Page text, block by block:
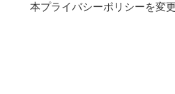
本プライバシーポリシーを変